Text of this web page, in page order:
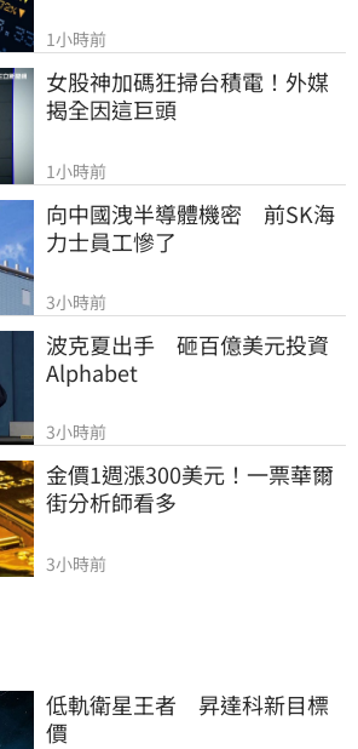
1小時前
女股神加碼狂掃台積電！外媒
揭全因這巨頭
1小時前
向中國洩半導體機密　前SK海
力士員工慘了
3小時前
波克夏出手　砸百億美元投資
Alphabet
3小時前
金價1週漲300美元！一票華爾
街分析師看多
3小時前
低軌衛星王者 昇達科新目標
價